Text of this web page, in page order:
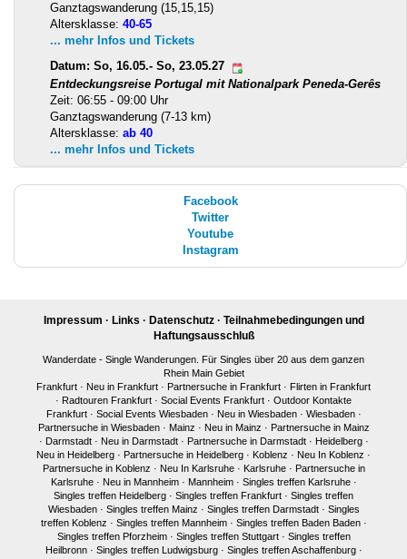
Ganztagswanderung (15,15,15)
Altersklasse: 40-65
... mehr Infos und Tickets
Datum: So, 16.05.- So, 23.05.27
Entdeckungsreise Portugal mit Nationalpark Peneda-Gerês
Zeit: 06:55 - 09:00 Uhr
Ganztagswanderung (7-13 km)
Altersklasse: ab 40
... mehr Infos und Tickets
Facebook
Twitter
Youtube
Instagram
Impressum · Links · Datenschutz· Teilnahmebedingungen und
Haftungsausschluß
Wanderdate - Single Wanderungen. Für Singles über 20 aus dem ganzen
Rhein Main Gebiet
Frankfurt · Neu in Frankfurt · Partnersuche in Frankfurt · Flirten in Frankfurt
· Radtouren Frankfurt · Social Events Frankfurt · Outdoor Kontakte
Frankfurt· Social Events Wiesbaden· Neu in Wiesbaden· Wiesbaden·
Partnersuche in Wiesbaden· Mainz · Neu in Mainz · Partnersuche in Mainz
· Darmstadt· Neu in Darmstadt· Partnersuche in Darmstadt· Heidelberg·
Neu in Heidelberg · Partnersuche in Heidelberg · Koblenz · Neu In Koblenz ·
Partnersuche in Koblenz · Neu In Karlsruhe· Karlsruhe· Partnersuche in
Karlsruhe· Neu in Mannheim· Mannheim· Singles treffen Karlsruhe·
Singles treffen Heidelberg · Singles treffen Frankfurt · Singles treffen
Wiesbaden· Singles treffen Mainz · Singles treffen Darmstadt· Singles
treffen Koblenz · Singles treffen Mannheim· Singles treffen Baden Baden·
Singles treffen Pforzheim· Singles treffen Stuttgart· Singles treffen
Heilbronn· Singles treffen Ludwigsburg· Singles treffen Aschaffenburg·